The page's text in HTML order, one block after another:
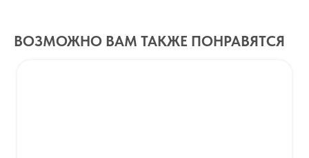
ВОЗМОЖНО ВАМ ТАКЖЕ ПОНРАВЯТСЯ